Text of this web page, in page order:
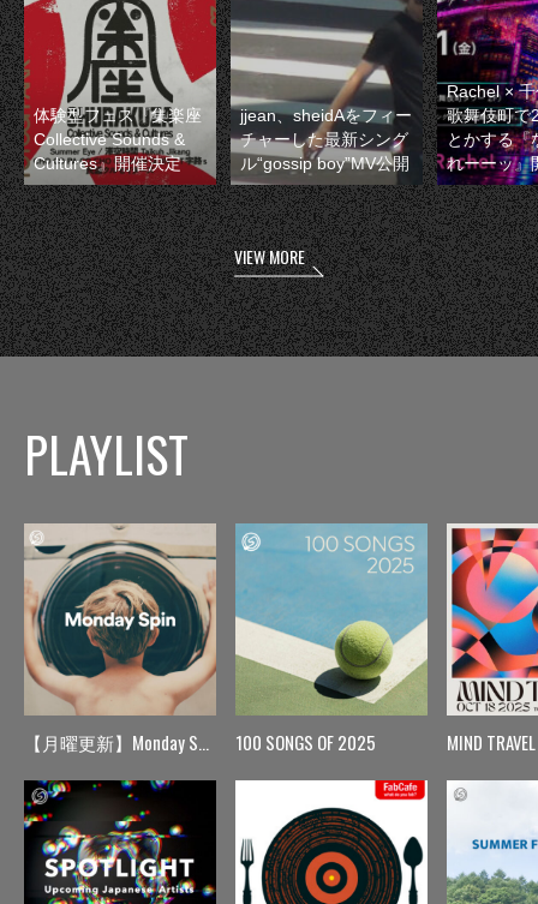
体験型フェス『集楽座
Collective Sounds &
Cultures』開催決定
jjean、sheidAをフィー
チャーした最新シング
ル“gossip boy”MV公開
Rachel ×
歌舞伎町で
とかする『
れーーッ』
VIEW MORE
PLAYLIST
【月曜更新】Monday Spin 100 SONGS OF 2025 MIND TRAVEL